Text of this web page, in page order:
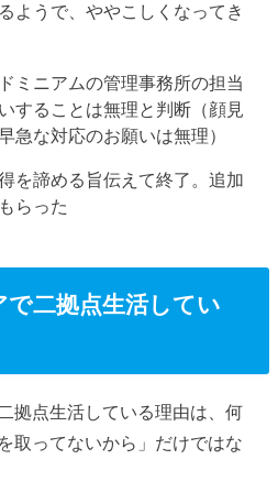
ようで、ややこしくなってき
ミニアムの管理事務所の担当
することは無理と判断（顔見
急な対応のお願いは無理）
を諦める旨伝えて終了。追加
らった
で二拠点生活してい
拠点生活している理由は、何
取ってないから」だけではな